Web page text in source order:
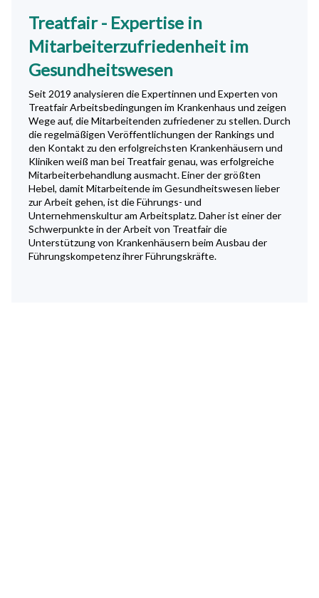
Treatfair - Expertise in
Mitarbeiterzufriedenheit im
Gesundheitswesen
Seit 2019 analysieren die Expertinnen und Experten von
Treatfair Arbeitsbedingungen im Krankenhaus und zeigen
Wege auf, die Mitarbeitenden zufriedener zu stellen. Durch
die regelmäßigen Veröffentlichungen der Rankings und
den Kontakt zu den erfolgreichsten Krankenhäusern und
Kliniken weiß man bei Treatfair genau, was erfolgreiche
Mitarbeiterbehandlung ausmacht. Einer der größten
Hebel, damit Mitarbeitende im Gesundheitswesen lieber
zur Arbeit gehen, ist die Führungs- und
Unternehmenskultur am Arbeitsplatz. Daher ist einer der
Schwerpunkte in der Arbeit von Treatfair die
Unterstützung von Krankenhäusern beim Ausbau der
Führungskompetenz ihrer Führungskräfte.